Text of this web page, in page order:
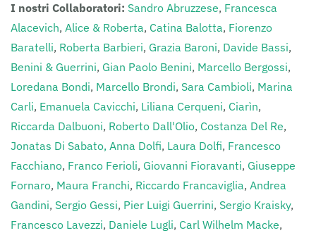
I nostri Collaboratori: Sandro Abruzzese, Francesca
Alacevich, Alice & Roberta, Catina Balotta, Fiorenzo
Baratelli, Roberta Barbieri, Grazia Baroni, Davide Bassi,
Benini & Guerrini, Gian Paolo Benini, Marcello Bergossi,
Loredana Bondi, Marcello Brondi, Sara Cambioli, Marina
Carli, Emanuela Cavicchi, Liliana Cerqueni, Ciarìn,
Riccarda Dalbuoni, Roberto Dall'Olio, Costanza Del Re,
Jonatas Di Sabato, Anna Dolfi, Laura Dolfi, Francesco
Facchiano, Franco Ferioli, Giovanni Fioravanti, Giuseppe
Fornaro, Maura Franchi, Riccardo Francaviglia, Andrea
Gandini, Sergio Gessi, Pier Luigi Guerrini, Sergio Kraisky,
Francesco Lavezzi, Daniele Lugli, Carl Wilhelm Macke,